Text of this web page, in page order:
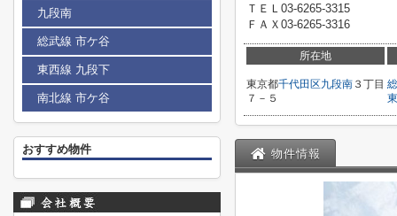
ＴＥＬ03-6265-3315
ＦＡＸ03-6265-3316
所在地
東京都千代田区九段南 ３丁目
７－５
物件情報
九段南
総武線 市ケ谷
東西線 九段下
南北線 市ケ谷
おすすめ物件